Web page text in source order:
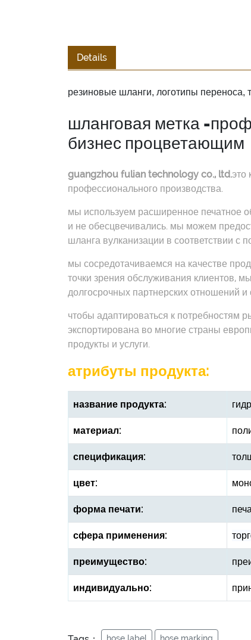
Details
резиновые шланги, логотипы
шланговая метка -
бизнес процветающим
guangzhou fulian technology co., ltd.это
профессионального производства.
мы используем расширенное печатное
и не обесцвечивались. мы можем
шланга вулканизации в соответствии с
мы сосредотачиваемся на качестве
точки зрения обслуживания клиентов,
долгосрочных партнерских отношений
чтобы адаптироваться к потребностям
экспортирована во многие страны
продукты и услуги.
атрибуты продукта:
название продукта:
материал:
спецификация:
цвет:
форма печати:
сфера применения:
преимущество:
индивидуально: